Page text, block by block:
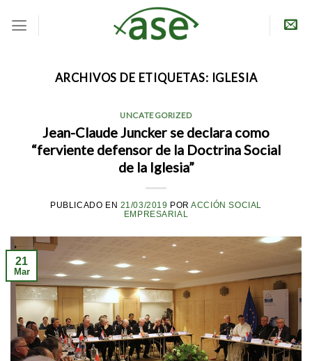
ARCHIVOS DE ETIQUETAS: IGLESIA
UNCATEGORIZED
Jean-Claude Juncker se declara como
“ferviente defensor de la Doctrina Social
de la Iglesia”
PUBLICADO EN 21/03/2019 PORACCIÓN SOCIAL
EMPRESARIAL
21
Mar